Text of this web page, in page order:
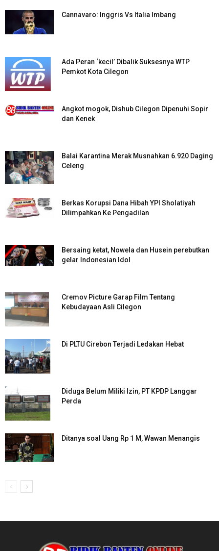
Cannavaro: Inggris Vs Italia Imbang
Ada Peran ‘kecil’ Dibalik Suksesnya WTP
Pemkot Kota Cilegon
Angkot mogok, Dishub Cilegon Dipenuhi Sopir
dan Kenek
Balai Karantina Merak Musnahkan 6.920 Daging
Celeng
Berkas Korupsi Dana Hibah YPI Sholatiyah
Dilimpahkan Ke Pengadilan
Bersaing ketat, Nowela dan Husein perebutkan
gelar Indonesian Idol
Cremov Picture Garap Film Tentang
Kebudayaan Asli Cilegon
Di PLTU Cirebon Terjadi Ledakan Hebat
Diduga Belum Miliki Izin, PT KPDP Langgar
Perda
Ditanya soal Uang Rp 1 M, Wawan Menangis